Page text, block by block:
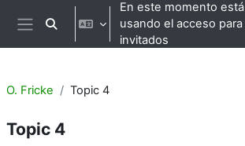
Salta al contenido principal
Panel lateral
Selector de búsqueda de entrada
En este momento está
usando el acceso para
invitados
O. Fricke Topic 4
Topic 4